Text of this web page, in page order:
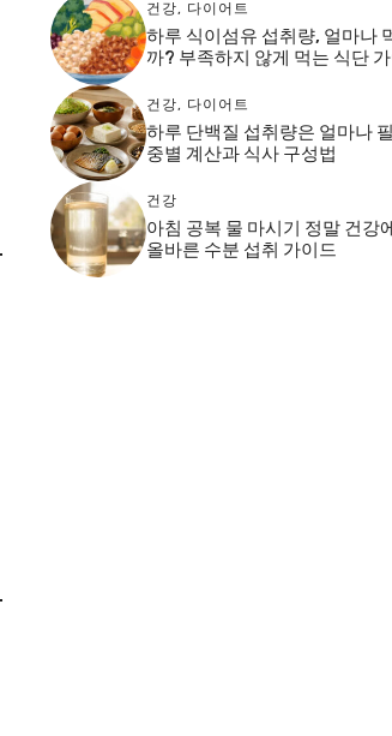
건강, 다이어트
하루 식이섬유 섭취량, 얼마나
까? 부족하지 않게 먹는 식단
건강, 다이어트
하루 단백질 섭취량은 얼마나
중별 계산과 식사 구성법
건강
아침 공복 물 마시기 정말 건강
올바른 수분 섭취 가이드